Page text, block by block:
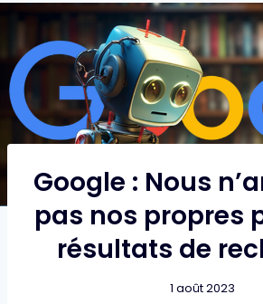
Google : Nous
pas nos propres
résultats de
1 août 2023